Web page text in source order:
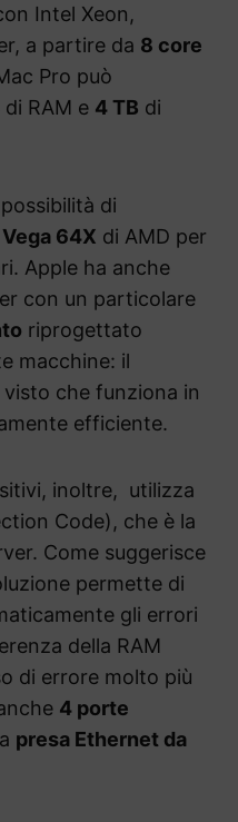
Intel Xeon,
a partire da 8 core
Pro può
di RAM e 4 TB di
di
Vega 64X di AMD per
Apple ha anche
con un particolare
riprogettato
macchine: il
che funziona in
efficiente.
inoltre, utilizza
Code), che è la
Come suggerisce
permette di
gli errori
della RAM
di errore molto più
4 porte
presa Ethernet da